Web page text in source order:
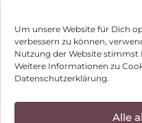
Um unsere Website für Dich
verbessern zu können,
Nutzung der Website stimmst
Weitere Informationen zu
Datenschutzerklärung.
Alle
Impressum